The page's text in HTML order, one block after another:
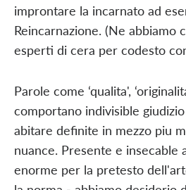
improntare la incarnato ad
Reincarnazione. (Ne abbiamo
esperti di cera per codesto
Parole come ‘qualita',
comportano indivisible
abitare definite in mezzo piu
nuance. Presente e insecable
enorme per la pretesto